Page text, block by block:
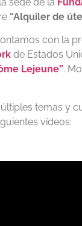
“Alquiler de
con la
de Estados
Lejeune”.
temas y
vídeos: